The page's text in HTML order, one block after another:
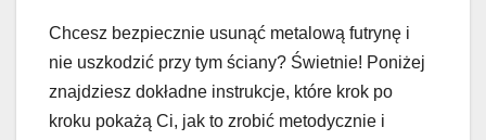
Chcesz bezpiecznie usunąć metalową futrynę i
nie uszkodzić przy tym ściany? Świetnie! Poniżej
znajdziesz dokładne instrukcje, które krok po
kroku pokażą Ci, jak to zrobić metodycznie i